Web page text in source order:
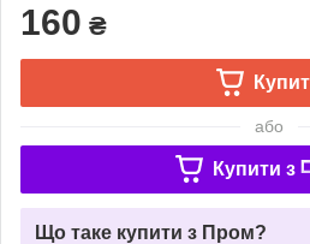
160 ₴
або
Купити з
Що таке купити з Пром?